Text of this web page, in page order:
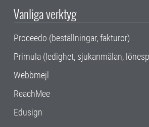
Vanliga verktyg
Proceedo (beställningar, fakturor)
Primula (ledighet, sjukanmälan,
Webbmejl
ReachMee
Edusign